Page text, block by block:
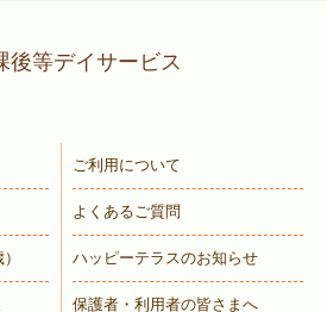
後等デイサービス
ご利用について
よくあるご質問
ハッピーテラスのお知らせ
保護者・利用者の皆さまへ